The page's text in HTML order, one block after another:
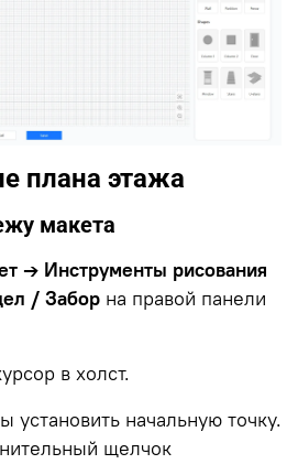
плана этажа
макета
→ Инструменты рисования
/ Забор на правой панели
в холст.
установить начальную точку.
щелчок